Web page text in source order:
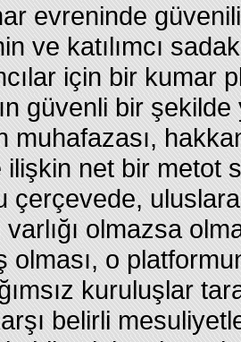
evreninde
ve katılımcı
için bir
güvenli bir şekilde
muhafazası,
net bir metot
çerçevede,
olmazsa
olması, o
kuruluşlar
belirli